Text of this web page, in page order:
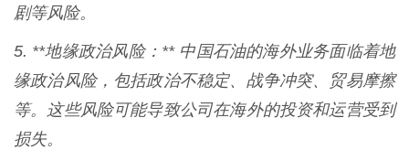
剧等风险。
5. **地缘政治风险：** 中国石油的海外业务面临着地
缘政治风险，包括政治不稳定、战争冲突、贸易摩擦
等。这些风险可能导致公司在海外的投资和运营受到
损失。